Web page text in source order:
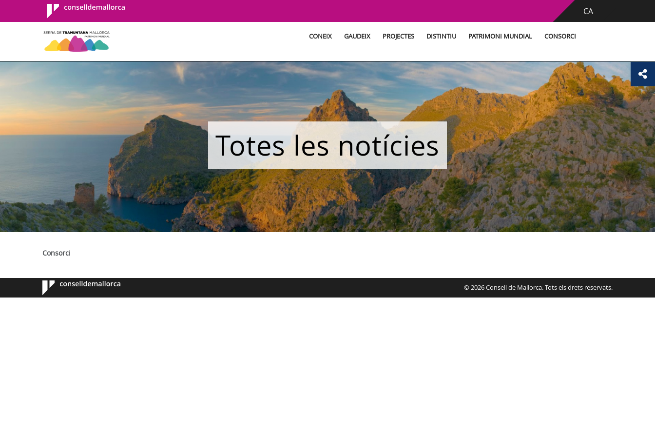
Consell de
Mallorca
CA
CONEIX GAUDEIX PROJECTES DISTINTIU PATRIMONI MUNDIAL CONSORCI
Totes les notícies
Consorci
Consell de
Mallorca
© 2026 Consell de Mallorca. Tots els drets reservats.